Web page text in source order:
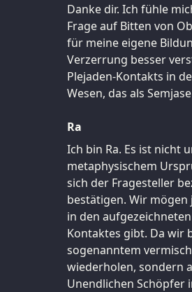
Danke dir. Ich fühle
Frage auf Bitten von
für meine eigene
Verzerrung besser
Plejaden-Kontakts in
Wesen, das als
Ra
Ich bin Ra. Es ist nicht
metaphysischem
sich der Fragesteller
bestätigen. Wir mögen
in den
Kontaktes gibt. Da wir
sogenanntem
wiederholen, sondern
Unendlichen Schöpfer